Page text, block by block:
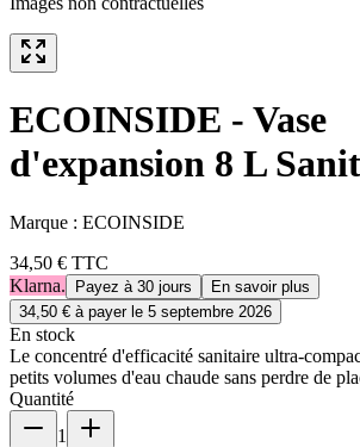
ECOINSIDE - Vase
d'expansion 8 L
Marque : ECOINSIDE
34,50 € TTC
Klarna.
Payez à 30 jours
En savoir plus
34,50 € à payer le 5 septembre 2026
En stock
Le concentré d'efficacité sanitaire ultra-
petits volumes d'eau chaude sans perdre de
Quantité
1